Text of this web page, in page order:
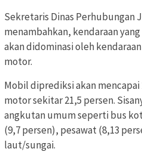
Sekretaris Dinas Perhubungan
menambahkan, kendaraan
akan didominasi oleh
motor.
Mobil diprediksi akan
motor sekitar 21,5 persen.
angkutan umum seperti bus
(9,7 persen), pesawat (8,13
laut/sungai.